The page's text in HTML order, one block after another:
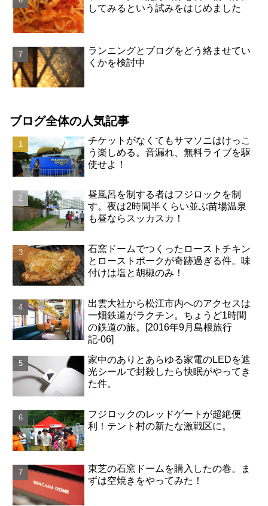
してみるという試みをはじめました
ランニングとブログをどう絡ませてい
くかを検討中
ブログ全体の人気記事
チケットがなくてもサマソニはけっこ
う楽しめる。音漏れ、無料ライブを駆
使せよ！
昼風呂を制する者はフジロックを制
す。夜は2時間半くらい並ぶ苗場温泉
も昼ならスッカスカ！
石窯ドームでつくったローストチキン
とローストポークが奇跡過ぎる件。味
付けは塩と胡椒のみ！
出雲大社から松江市内へのアクセスは
一畑鉄道がラクチン。ちょうど1時間
の鉄道の旅。[2016年9月島根旅行
記-06]
家中のありとあらゆる家電のLEDを遮
光シールで封殺したら快眠がやってき
た件。
フジロックのレッドゲートが超絶便
利！テント村の新たな激戦区に。
東芝の石窯ドームを購入したの巻。ま
ずは空焼きをやってみた！